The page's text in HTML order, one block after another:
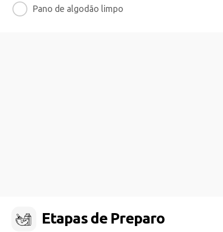
Pano de algodão limpo
Etapas de Preparo